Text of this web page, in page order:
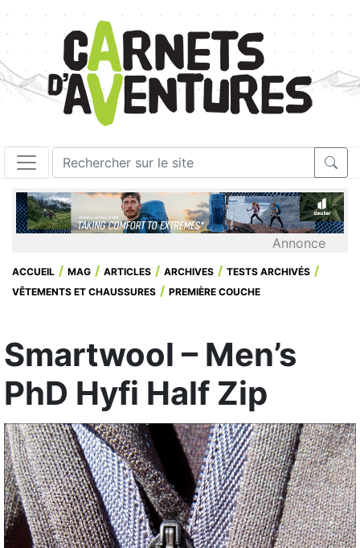
Annonce
ACCUEIL MAG ARTICLES ARCHIVES
TESTS ARCHIVÉS
VÊTEMENTS ET CHAUSSURES
PREMIÈRE COUCHE
Smartwool – Men’s
PhD Hyfi Half Zip